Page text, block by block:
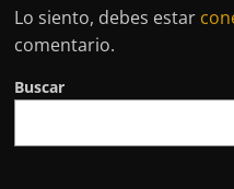
Lo siento, debes estar
comentario.
Buscar